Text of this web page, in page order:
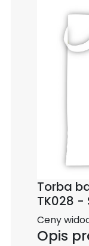
Torba
TK028 -
Ceny
Opis